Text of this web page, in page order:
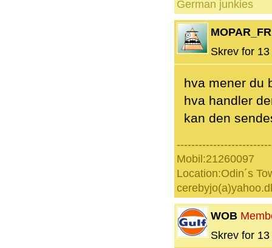
German junkies
Skrev for
hva mener du
hva handler
kan den
Mobil:21260097
Location:Odin´s
WOB
Skrev for